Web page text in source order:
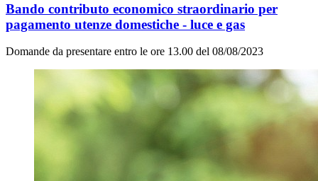
Bando contributo economico straordinario per
pagamento utenze domestiche - luce e gas
Domande da presentare entro le ore 13.00 del 08/08/2023